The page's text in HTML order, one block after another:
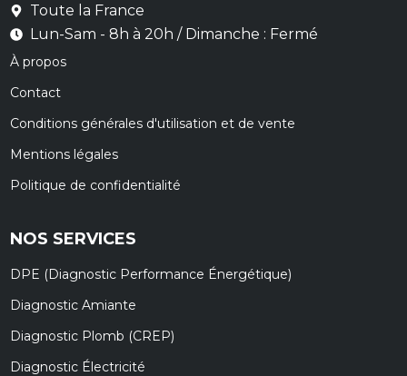
Toute la France
Lun-Sam - 8h à 20h / Dimanche : Fermé
À propos
Contact
Conditions générales d'utilisation et de vente
Mentions légales
Politique de confidentialité
NOS SERVICES
DPE (Diagnostic Performance Énergétique)
Diagnostic Amiante
Diagnostic Plomb (CREP)
Diagnostic Électricité